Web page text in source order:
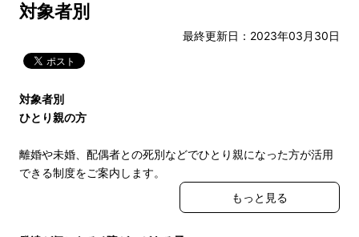
対象者別
最終更新日：2023年03月30日
対象者別
ひとり親の方
離婚や未婚、配偶者との死別などでひとり親になった方が活用
できる制度をご案内します。
もっと見る